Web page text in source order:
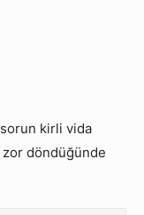
sorun kirli vida
zor döndüğünde